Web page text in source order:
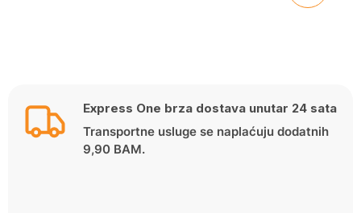
Express One brza dostava unutar 24 sata
Transportne usluge se naplaćuju dodatnih
9,90 BAM.